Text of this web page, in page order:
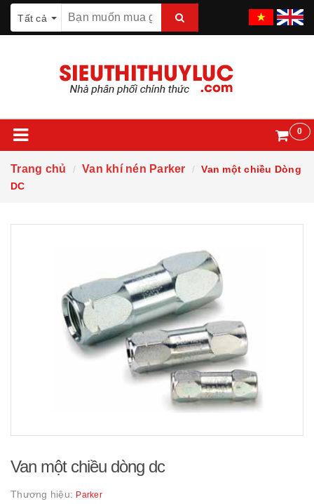
Tất cả
0
Trang chủ Van khí nén Parker
Van một chiều Dòng
DC
Van một chiều dòng dc
Thương hiệu: Parker